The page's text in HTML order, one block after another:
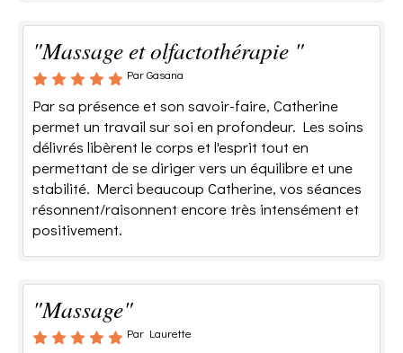
"Massage et olfactothérapie "
Par Gasana
Par sa présence et son savoir-faire, Catherine
permet un travail sur soi en profondeur. Les soins
délivrés libèrent le corps et l'esprit tout en
permettant de se diriger vers un équilibre et une
stabilité. Merci beaucoup Catherine, vos séances
résonnent/raisonnent encore très intensément et
positivement.
"Massage"
Par Laurette